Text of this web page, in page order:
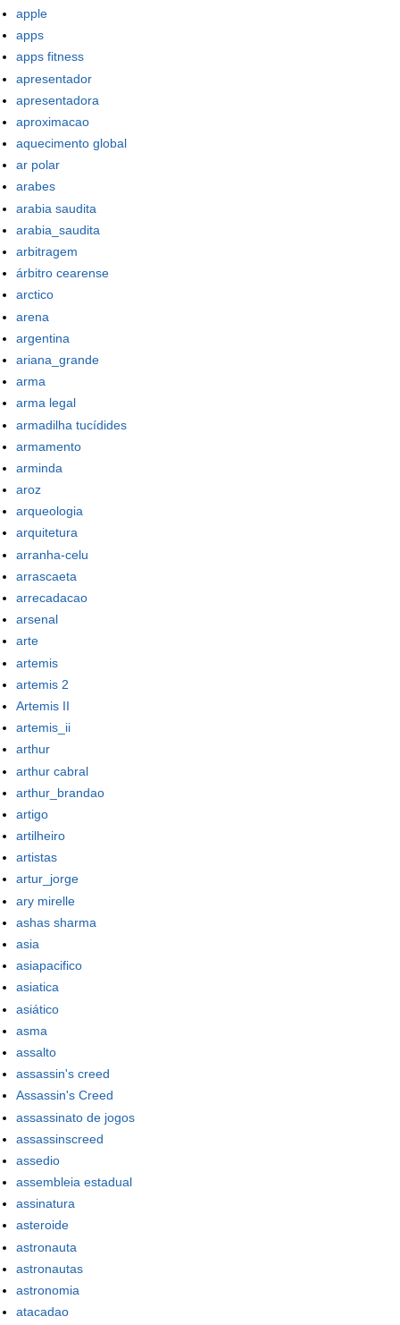
apple
apps
apps fitness
apresentador
apresentadora
aproximacao
aquecimento global
ar polar
arabes
arabia saudita
arabia_saudita
arbitragem
árbitro cearense
arctico
arena
argentina
ariana_grande
arma
arma legal
armadilha tucídides
armamento
arminda
aroz
arqueologia
arquitetura
arranha-celu
arrascaeta
arrecadacao
arsenal
arte
artemis
artemis 2
Artemis II
artemis_ii
arthur
arthur cabral
arthur_brandao
artigo
artilheiro
artistas
artur_jorge
ary mirelle
ashas sharma
asia
asiapacifico
asiatica
asiático
asma
assalto
assassin's creed
Assassin's Creed
assassinato de jogos
assassinscreed
assedio
assembleia estadual
assinatura
asteroide
astronauta
astronautas
astronomia
atacadao